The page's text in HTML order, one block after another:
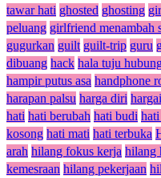
tawar hati ghosted ghosting
peluang girlfriend menambah
gugurkan guilt guilt-trip guru
dibuang hack hala tuju
hampir putus asa handphone
harapan palsu harga diri
hati hati berubah hati budi hati
kosong hati mati hati terbuka
arah hilang fokus kerja hilang
kemesraan hilang pekerjaan